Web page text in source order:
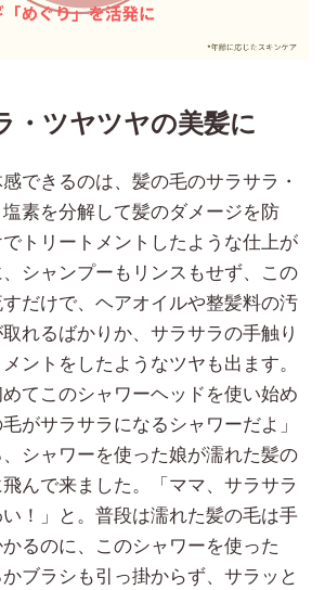
・ツヤツヤの美髪に
できるのは、髪の毛のサラサラ・
素を分解して髪のダメージを防
トリートメントしたような仕上が
シャンプーもリンスもせず、この
だけで、ヘアオイルや整髪料の汚
れるばかりか、サラサラの手触り
ントをしたようなツヤも出ます。
てこのシャワーヘッドを使い始め
がサラサラになるシャワーだよ」
シャワーを使った娘が濡れた髪の
んで来ました。「ママ、サラサラ
！」と。普段は濡れた髪の毛は手
るのに、このシャワーを使った
ブラシも引っ掛からず、サラッと